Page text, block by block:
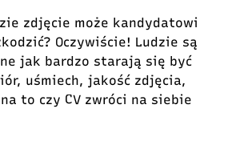
zdjęcie może kandydatowi
Oczywiście! Ludzie są
jak bardzo starają się być
uśmiech, jakość zdjęcia,
to czy CV zwróci na siebie